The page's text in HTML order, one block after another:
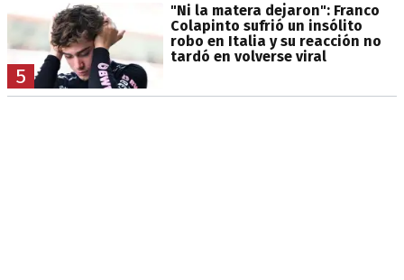
5
"Ni la matera dejaron": Franco
Colapinto sufrió un insólito
robo en Italia y su reacción no
tardó en volverse viral